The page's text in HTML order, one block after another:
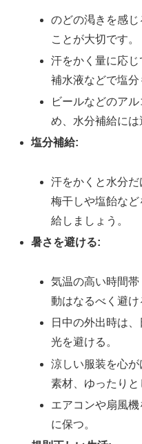
のどの渇きを感
ことが大切です。
汗をかく量に応
補水液などで塩分
ビールなどのア
め、水分補給には
塩分補給:
汗をかくと水分だ
梅干しや塩飴な
給しましょう。
暑さを避ける:
気温の高い時間
動はなるべく避け
日中の外出時は
光を避ける。
涼しい服装を心
素材、ゆったりと
エアコンや扇風
に保つ。